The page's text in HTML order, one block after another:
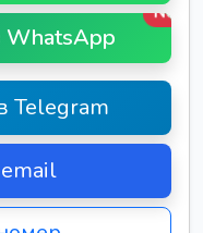
WhatsApp
New
Telegram